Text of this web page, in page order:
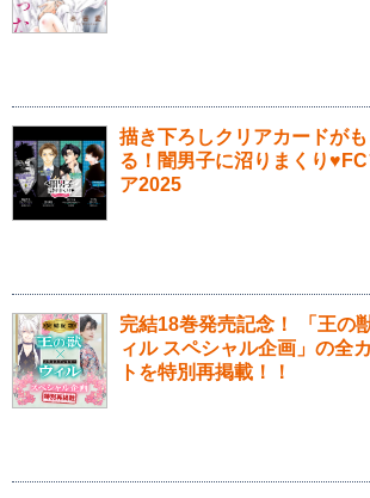
描き下ろしクリアカードがも
る！闇男子に沼りまくり
ア2025
完結18巻発売記念！ 「王の
ィル スペシャル企画」の全
トを特別再掲載！！